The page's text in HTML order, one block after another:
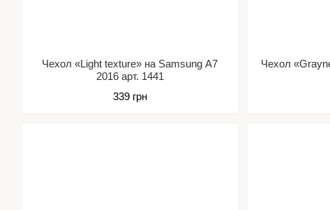
Чехол «Light texture» на Samsung A7
2016 арт. 1441
339 грн
Чехол